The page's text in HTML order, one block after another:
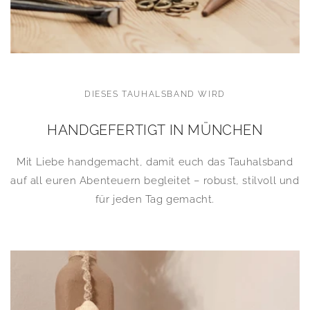
DIESES TAUHALSBAND WIRD
HANDGEFERTIGT IN MÜNCHEN
Mit Liebe handgemacht, damit euch das Tauhalsband
auf all euren Abenteuern begleitet – robust, stilvoll und
für jeden Tag gemacht.